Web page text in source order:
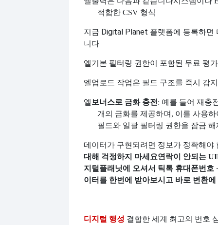
적합한 CSV 형식
지금 Digital Planet 플랫폼에 등록하면
니다.
엘기본 필터링 권한이 포함된 무료 평
엘업로드 작업은 필드 구조를 즉시 감
엘보너스로 금화 충전: 예를 들어 재충
개의 금화를 제공하며, 이를 사용
필드와 일괄 필터링 권한을 잠금
데이터가 구현되려면 정보가 정확해야
대해 걱정하지 마세요연락이 안되는
지털플래닛에 오셔서 틱톡 휴대폰번호
이터를 한번에 받아보시고 바로 변환
디지털 행성 결합한 세계 최고의 번호